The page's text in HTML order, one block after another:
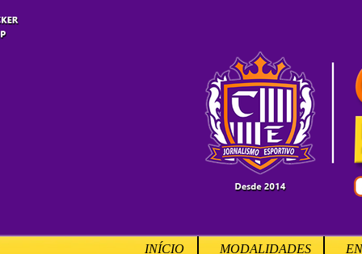
INÍCIO MODALIDADES